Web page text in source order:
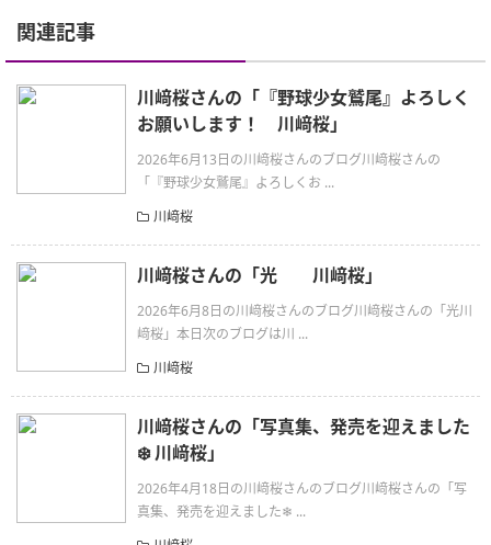
関連記事
川﨑桜さんの「『野球少女鷲尾』よろしく
お願いします！ 川﨑桜」
2026年6月13日の川﨑桜さんのブログ川﨑桜さんの
「『野球少女鷲尾』よろしくお ...
川﨑桜
川﨑桜さんの「光 川﨑桜」
2026年6月8日の川﨑桜さんのブログ川﨑桜さんの「光川
﨑桜」本日次のブログは川 ...
川﨑桜
川﨑桜さんの「写真集、発売を迎えました
❄️ 川﨑桜」
2026年4月18日の川﨑桜さんのブログ川﨑桜さんの「写
真集、発売を迎えました❄ ...